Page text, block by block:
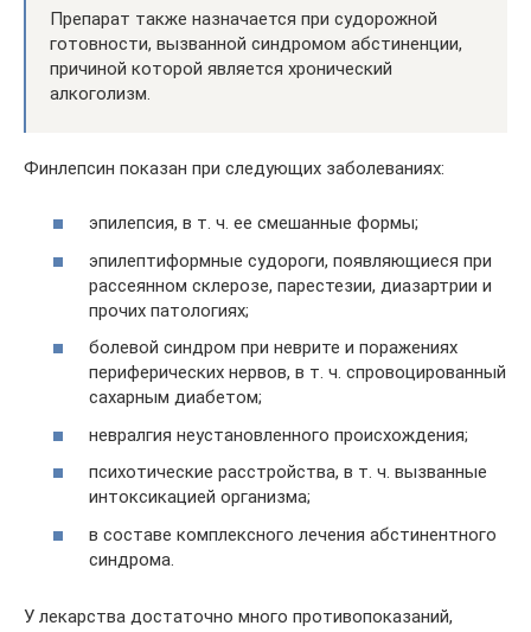
Препарат также назначается при судорожной
готовности, вызванной синдромом абстиненции,
причиной которой является хронический
алкоголизм.
Финлепсин показан при следующих заболеваниях:
эпилепсия, в т. ч. ее смешанные формы;
эпилептиформные судороги, появляющиеся при
рассеянном склерозе, парестезии, диазартрии и
прочих патологиях;
болевой синдром при неврите и поражениях
периферических нервов, в т. ч. спровоцированный
сахарным диабетом;
невралгия неустановленного происхождения;
психотические расстройства, в т. ч. вызванные
интоксикацией организма;
в составе комплексного лечения абстинентного
синдрома.
У лекарства достаточно много противопоказаний,